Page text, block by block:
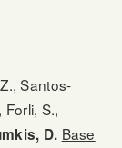
Santos-
Forli, S.,
D. Base